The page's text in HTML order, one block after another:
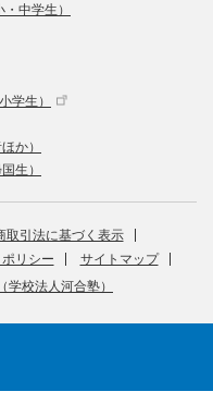
中学生）
学生）
か）
生）
取引法に基づく表示
リシー
サイトマップ
学校法人河合塾）